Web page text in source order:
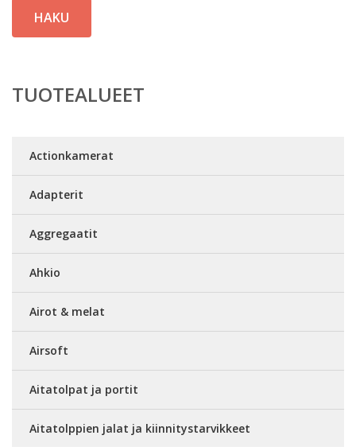
HAKU
TUOTEALUEET
Actionkamerat
Adapterit
Aggregaatit
Ahkio
Airot & melat
Airsoft
Aitatolpat ja portit
Aitatolppien jalat ja kiinnitystarvikkeet